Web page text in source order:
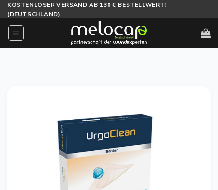
Zum
Inhalt
springen
KOSTENLOSER VERSAND AB 130 € BESTELLWERT!
(DEUTSCHLAND)